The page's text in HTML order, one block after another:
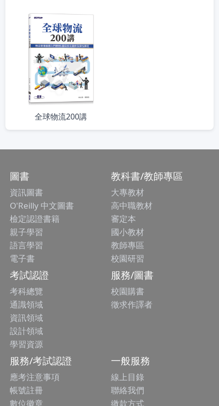
全球物流200講
圖書
資訊圖書
O'Reilly 中文圖書
檢定認證書籍
親子學習
語言學習
電子書
教科書/教師專區
大專教材
高中職教材
審定本
國小教材
教師專區
校園研習
考試認證
考科總覽
通識領域
資訊領域
設計領域
學習資源
服務/圖書
校園購書
徵求作譯者
服務/考試認證
應考注意事項
帳號註冊
數位徽章
一般服務
線上目錄
聯絡我們
繳款方式